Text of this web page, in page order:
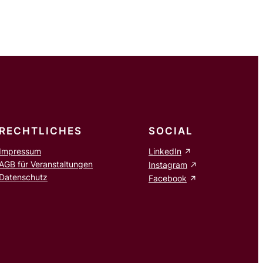
für Veranstaltungen
SOCIAL
LinkedIn
Instagram
Facebook